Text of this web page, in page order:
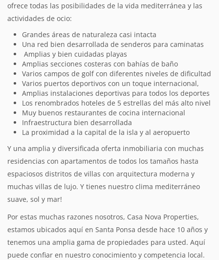
ofrece todas las posibilidades de la vida mediterránea y las
actividades de ocio:
Grandes áreas de naturaleza casi intacta
Una red bien desarrollada de senderos para caminatas
Amplias y bien cuidadas playas
Amplias secciones costeras con bahías de baño
Varios campos de golf con diferentes niveles de dificultad
Varios puertos deportivos con un toque internacional,
Amplias instalaciones deportivas para todos los deportes
Los renombrados hoteles de 5 estrellas del más alto nivel
Muy buenos restaurantes de cocina internacional
Infraestructura bien desarrollada
La proximidad a la capital de la isla y al aeropuerto
Y una amplia y diversificada oferta inmobiliaria con muchas
residencias con apartamentos de todos los tamaños hasta
espaciosos distritos de villas con arquitectura moderna y
muchas villas de lujo. Y tienes nuestro clima mediterráneo
suave, sol y mar!
Por estas muchas razones nosotros, Casa Nova Properties,
estamos ubicados aquí en Santa Ponsa desde hace 10 años y
tenemos una amplia gama de propiedades para usted. Aquí
puede confiar en nuestro conocimiento y competencia local.